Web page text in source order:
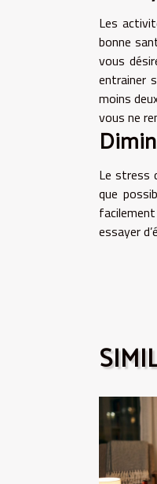
Les
bonne
vous
entrainer
moins
vous ne
Le stress
que
essayer